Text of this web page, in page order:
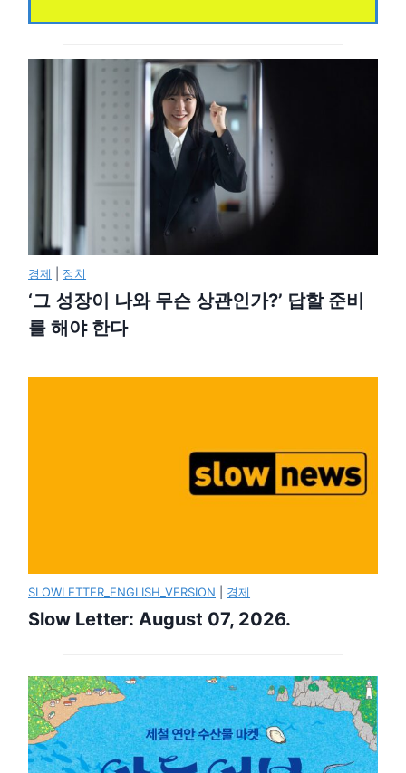
경제 정치
‘그 성장이 나와 무슨 상관인가?’ 답할 준비
를 해야 한다
SLOWLETTER_ENGLISH_VERSION 경제
Slow Letter: August 07, 2026.